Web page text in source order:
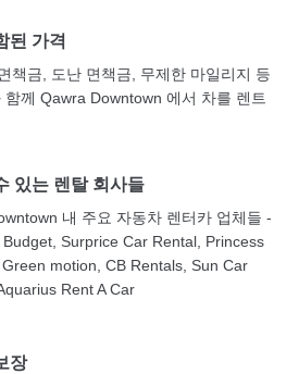
된 가격
책금, 도난 면책금, 무제한 마일리지 등
함께 Qawra Downtown 에서 차를 렌트
있는 렌탈 회사들
내 주요 자동차 렌터카 업체들 -
Budget, Surprice Car Rental, Princess
motion, CB Rentals, Sun Car
Rent A Car
장